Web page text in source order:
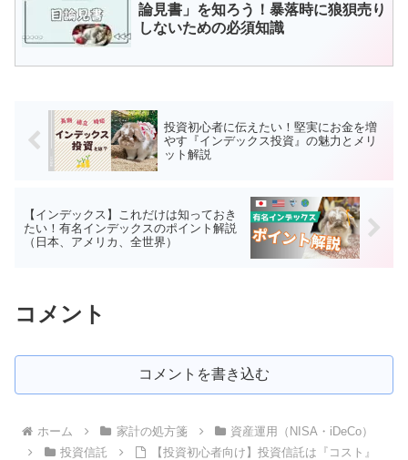
論見書」を知ろう！暴落時に狼狽売り
しないための必須知識
投資初心者に伝えたい！堅実にお金を増
やす『インデックス投資』の魅力とメリ
ット解説
【インデックス】これだけは知っておき
たい！有名インデックスのポイント解説
（日本、アメリカ、全世界）
コメント
コメントを書き込む
ホーム 家計の処方箋
資産運用（NISA・iDeCo）
投資信託
【投資初心者向け】投資信託は『コスト』